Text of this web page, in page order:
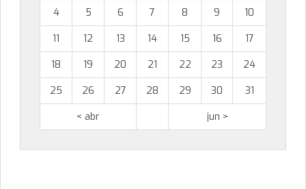
4
5 6 7 8 9
10
11
12 13 14 15 16
17
18
19 20 21 22 23
24
25
26 27 28 29 30
31
< abr
jun >